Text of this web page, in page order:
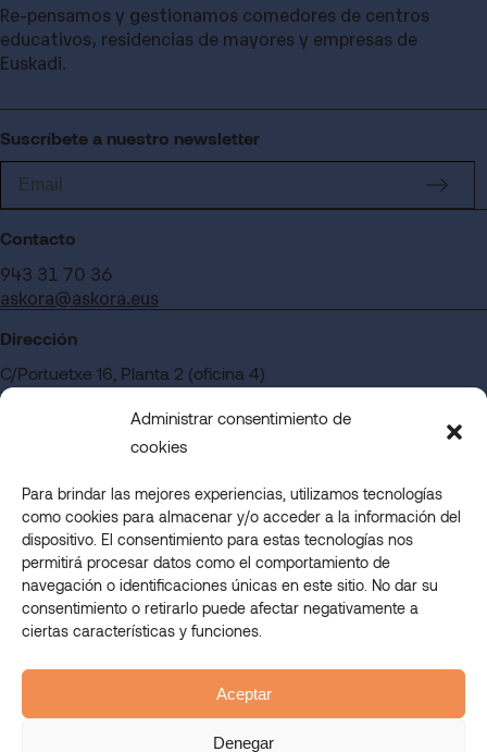
Administrar consentimiento de
cookies
Para brindar las mejores experiencias, utilizamos tecnologías
como cookies para almacenar y/o acceder a la información del
dispositivo. El consentimiento para estas tecnologías nos
permitirá procesar datos como el comportamiento de
navegación o identificaciones únicas en este sitio. No dar su
consentimiento o retirarlo puede afectar negativamente a
ciertas características y funciones.
Aceptar
Denegar
Re-pensamos y gestionamos comedores de centros
educativos, residencias de mayores y empresas de
Euskadi.
Suscríbete a nuestro newsletter
Contacto
943 31 70 36
askora@askora.eus
Dirección
C/Portuetxe 16, Planta 2 (oficina 4)
Edificio Blanca Vinuesa
20018 San Sebastián – Gipuzkoa
¿Quieres trabajar en Askora?
Acceder a nuestra sección de empleo
© 2023 Askora. All rights reserved.
Askora Mahi-Mahi
Askora Lanean